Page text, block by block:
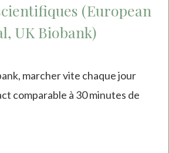
(European
UK Biobank)
marcher vite chaque jour
comparable à 30 minutes de